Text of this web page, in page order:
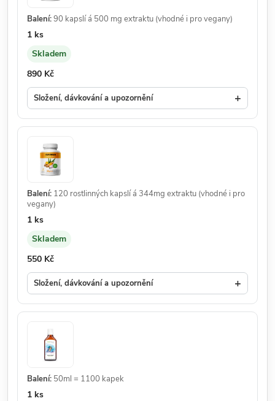
Balení:90 kapslí á 500 mg extraktu (vhodné i pro vegany)
Množství:
1 ks
Dostupnost:
Skladem
Cena:
890 Kč
Složení, dávkování a upozornění +
Balení: 120 rostlinných kapslí á 344mg extraktu (vhodné i pro
vegany)
Množství:
1 ks
Dostupnost:
Skladem
Cena:
550 Kč
Složení, dávkování a upozornění +
Balení: 50ml = 1100 kapek
Množství:
1 ks